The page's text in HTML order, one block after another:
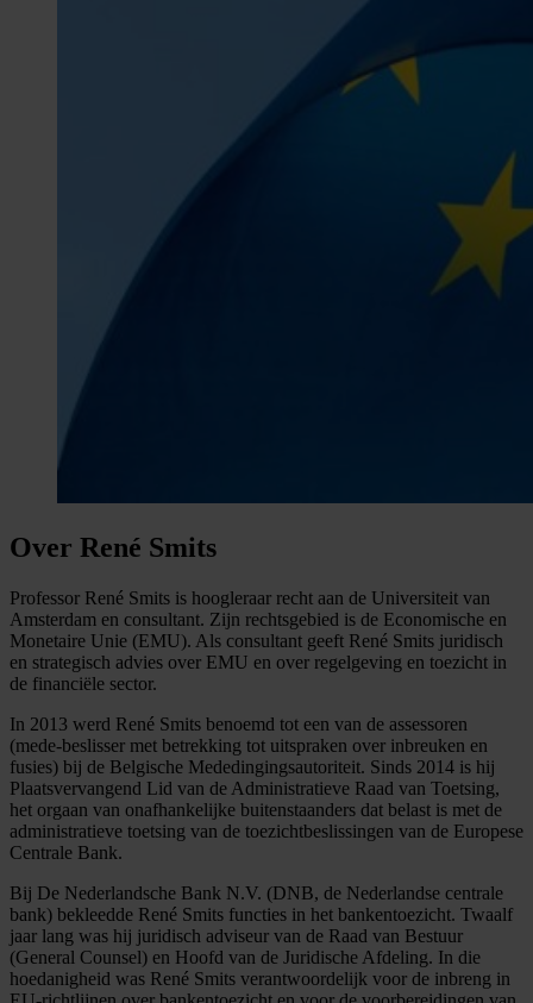
Over René Smits
Professor René Smits is hoogleraar recht aan de Universiteit van
Amsterdam en consultant. Zijn rechtsgebied is de Economische en
Monetaire Unie (EMU). Als consultant geeft René Smits juridisch
en strategisch advies over EMU en over regelgeving en toezicht in
de financiële sector.
In 2013 werd René Smits benoemd tot een van de assessoren
(mede-beslisser met betrekking tot uitspraken over inbreuken en
fusies) bij de Belgische Mededingingsautoriteit. Sinds 2014 is hij
Plaatsvervangend Lid van de Administratieve Raad van Toetsing,
het orgaan van onafhankelijke buitenstaanders dat belast is met de
administratieve toetsing van de toezichtbeslissingen van de Europese
Centrale Bank.
Bij De Nederlandsche Bank N.V. (DNB, de Nederlandse centrale
bank) bekleedde René Smits functies in het bankentoezicht. Twaalf
jaar lang was hij juridisch adviseur van de Raad van Bestuur
(General Counsel) en Hoofd van de Juridische Afdeling. In die
hoedanigheid was René Smits verantwoordelijk voor de inbreng in